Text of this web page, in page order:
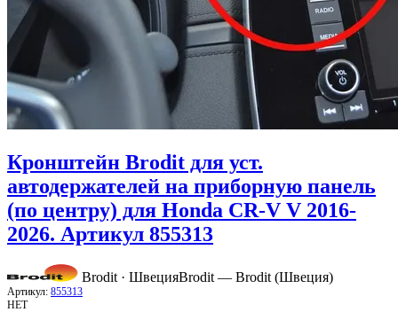
Кронштейн Brodit для уст.
автодержателей на приборную панель
(по центру) для Honda CR-V V 2016-
2026. Артикул 855313
Brodit · ШвецияBrodit — Brodit (Швеция)
Артикул: 855313
НЕТ